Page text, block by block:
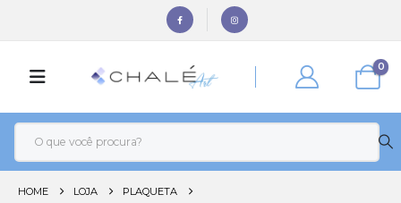
0
HOME LOJA
PLAQUETA